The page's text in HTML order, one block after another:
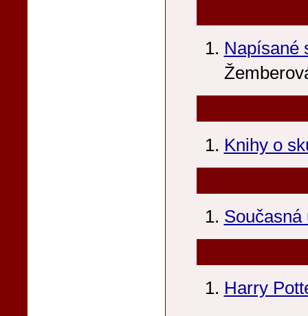
Napísané
Knihy o
Současná
Harry